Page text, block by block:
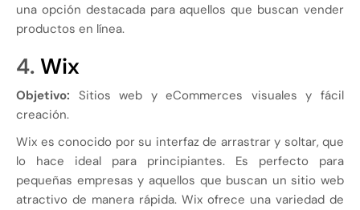
una opción destacada para aquellos que buscan vender
productos en línea.
4. Wix
Objetivo: Sitios web y eCommerces visuales y fácil
creación.
Wix es conocido por su interfaz de arrastrar y soltar, que
lo hace ideal para principiantes. Es perfecto para
pequeñas empresas y aquellos que buscan un sitio web
atractivo de manera rápida. Wix ofrece una variedad de